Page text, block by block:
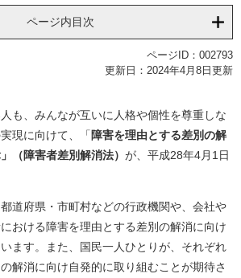
ページ内目次
ページID：002793
更新日：2024年4月8日更新
も、みんなが互いに人格や個性を尊重しな
現に向けて、「 障害を理由とする差別の解
（障害者差別解消法） が、平成28年4月1日
道府県・市町村などの行政機関や、会社や
おける障害を理由とする差別の解消に向け
ます。また、国民一人ひとりが、それぞれ
解消に向け自発的に取り組むことが期待さ